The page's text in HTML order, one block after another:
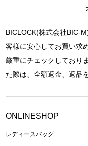
BICLOCK(株式会社BIC-
客様に安心してお買い求
厳重にチェックしており
た際は、全額返金、返品
ONLINESHOP
レディースバッグ